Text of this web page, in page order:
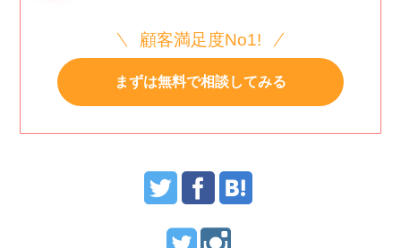
顧客満足度No1!
まずは無料で相談してみる